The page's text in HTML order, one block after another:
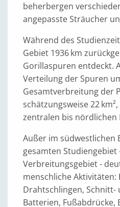
beherbergen
angepasste Sträucher
Während des
Gebiet 1936 km
Gorillaspuren entdeckt.
Verteilung der Spuren
Gesamtverbreitung der
schätzungsweise 22
zentralen bis nördlichen
Außer im südwestlichen
gesamten Studiengebiet
Verbreitungsgebiet -
menschliche
Drahtschlingen, Schnitt-
Batterien, Fußabdrücke,